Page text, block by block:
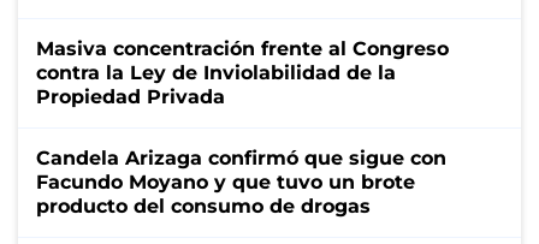
Masiva concentración frente al Congreso
contra la Ley de Inviolabilidad de la
Propiedad Privada
Candela Arizaga confirmó que sigue con
Facundo Moyano y que tuvo un brote
producto del consumo de drogas